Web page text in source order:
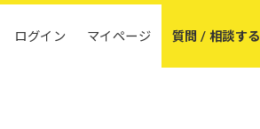
ログイン マイページ 質問 / 相談する